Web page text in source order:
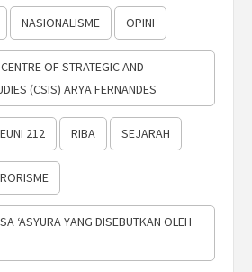
NASIONALISME OPINI
OF STRATEGIC AND
(CSIS) ARYA FERNANDES
212 RIBA SEJARAH
‘ASYURA YANG DISEBUTKAN OLEH